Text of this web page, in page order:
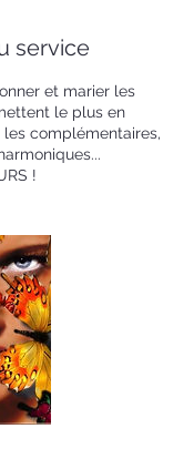
service
et marier les
le plus en
complémentaires,
!